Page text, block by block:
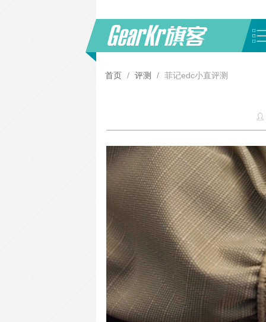
首页 / 评测 / 菲记edc小直评测